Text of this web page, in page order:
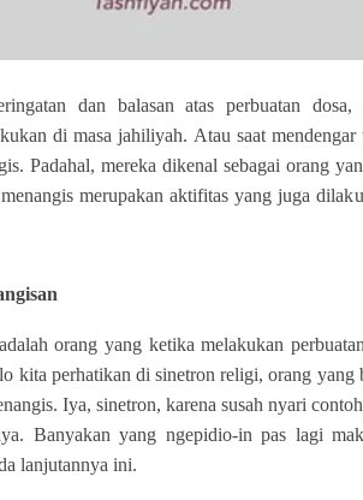
dan balasan atas perbuatan
di masa jahiliyah. Atau saat mendengar
Padahal, mereka dikenal sebagai orang
merupakan aktifitas yang juga
orang yang ketika melakukan
kita perhatikan di sinetron religi, orang yang
Iya, sinetron, karena susah nyari
Banyakan yang ngepidio-in pas lagi
lanjutannya ini.